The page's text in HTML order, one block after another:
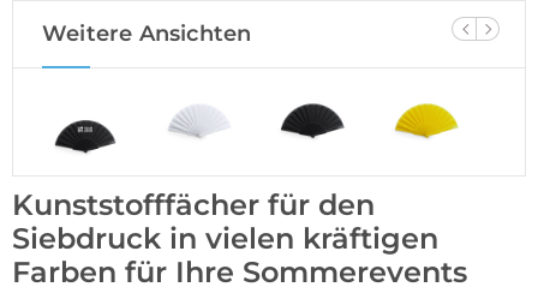
Weitere Ansichten
Kunststofffächer für den
Siebdruck in vielen kräftigen
Farben für Ihre Sommerevents